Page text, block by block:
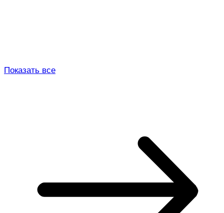
Показать все